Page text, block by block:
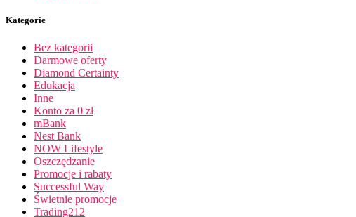
Kategorie
Bez kategorii
Darmowe oferty
Diamond Certainty
Edukacja
Inne
Konto za 0 zł
mBank
Nest Bank
NOW Lifestyle
Oszczędzanie
Promocje i rabaty
Successful Way
Świetnie promocje
Trading212